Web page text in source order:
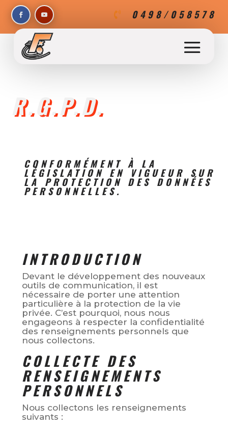
 0498/058578
R.G.P.D.
CONFORMÉMENT À LA
LÉGISLATION EN VIGUEUR SUR
LA PROTECTION DES DONNÉES
PERSONNELLES.
INTRODUCTION
Devant le développement des nouveaux
outils de communication, il est
nécessaire de porter une attention
particulière à la protection de la vie
privée. C’est pourquoi, nous nous
engageons à respecter la confidentialité
des renseignements personnels que
nous collectons.
COLLECTE DES
RENSEIGNEMENTS
PERSONNELS
Nous collectons les renseignements
suivants :